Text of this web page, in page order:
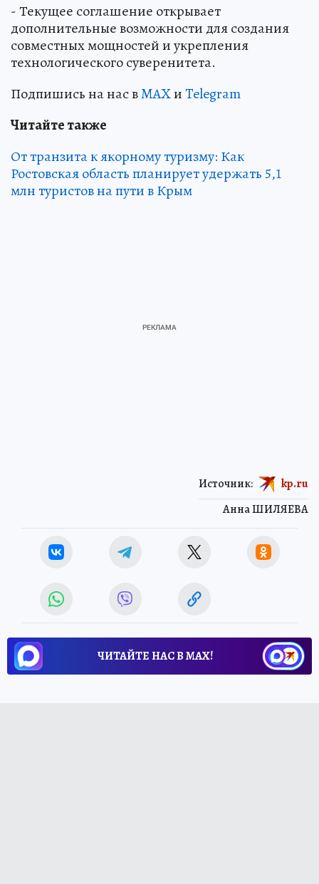
- Текущее соглашение открывает
дополнительные возможности для создания
совместных мощностей и укрепления
технологического суверенитета.
Подпишись на нас вMAXиTelegram
Читайте также
От транзита к якорному туризму: Как
Ростовская область планирует удержать 5,1
млн туристов на пути в Крым
Анна ШИЛЯЕВА
Источник: kp.ru
ЧИТАЙТЕ НАС В МАХ!